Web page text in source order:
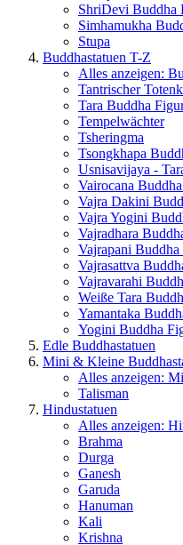
ShriDevi Buddha
Simhamukha
Stupa
Buddhastatuen T-Z
Alles anzeigen:
Tantrischer
Tara Buddha
Tempelwächter
Tsheringma
Tsongkhapa
Usnisavijaya -
Vairocana
Vajra Dakini
Vajra Yogini
Vajradhara
Vajrapani Buddha
Vajrasattva
Vajravarahi
Weiße Tara
Yamantaka
Yogini Buddha
Edle Buddhastatuen
Mini & Kleine
Alles anzeigen:
Talisman
Hindustatuen
Alles anzeigen:
Brahma
Durga
Ganesh
Garuda
Hanuman
Kali
Krishna